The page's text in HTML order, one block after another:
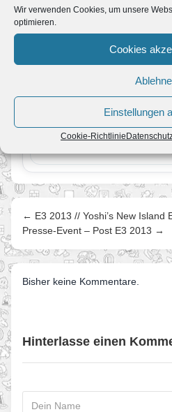
Wir verwenden Cookies, um unsere
optimieren.
Cookies
Einstellungen
Cookie-Richtlinie
E3 2013 //
Für das neue Yoshi-
neuen Titel
E3 2013 //
Bros. E3 Trailer
Nintendo hat
veröffentlicht. In
← E3 2013 // Yoshi’s New Island
Presse-Event – Post E3 2013 →
Bisher keine Kommentare.
Hinterlasse einen